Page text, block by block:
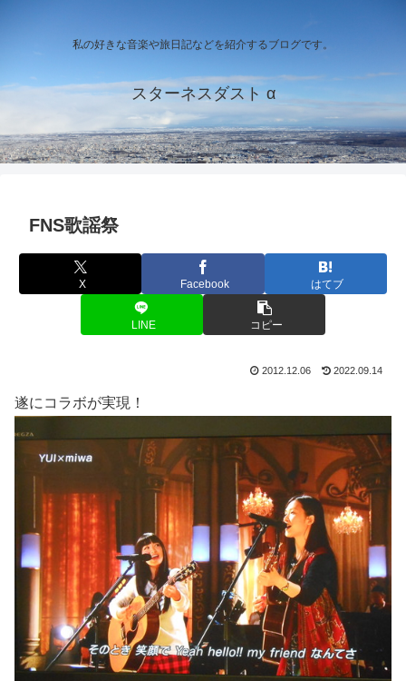
私の好きな音楽や旅日記などを紹介するブログです。
スターネスダスト α
FNS歌謡祭
X Facebook はてブ
LINE コピー
2012.12.06 2022.09.14
遂にコラボが実現！